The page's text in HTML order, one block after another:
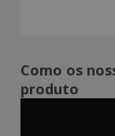
Como os
produto